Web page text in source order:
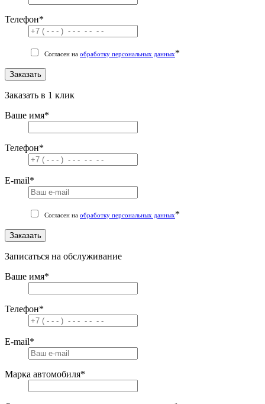
Телефон*
Согласен на обработку персональных данных*
Заказать
Заказать в 1 клик
Ваше имя*
Телефон*
E-mail*
Согласен на обработку персональных данных*
Заказать
Записаться на обслуживание
Ваше имя*
Телефон*
E-mail*
Марка автомобиля*